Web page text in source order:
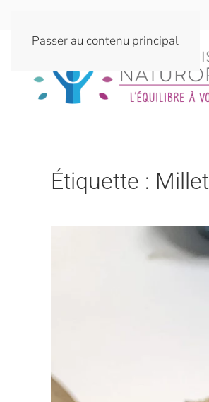
Passer au contenu principal
Étiquette : Millet